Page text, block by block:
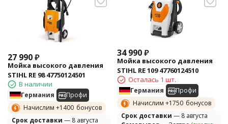
27 990₽
Мойка высокого давления
STIHL RE 98 47750124501
В наличии
Германия
Профи
Начислим +1400 бонусов
Cрок доставки — 8 августа
34 990₽
Мойка высокого давления
STIHL RE 109 47760124510
Осталась 1 шт.
Германия
Профи
Начислим +1750 бонусов
Cрок доставки — 8 августа